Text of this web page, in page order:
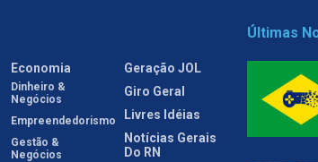
Economia
Dinheiro &
Negócios
Empreendedorismo
Gestão &
Negócios
Geração JOL
Giro Geral
Livres Idéias
Notícias Gerais
Do RN
Últimas